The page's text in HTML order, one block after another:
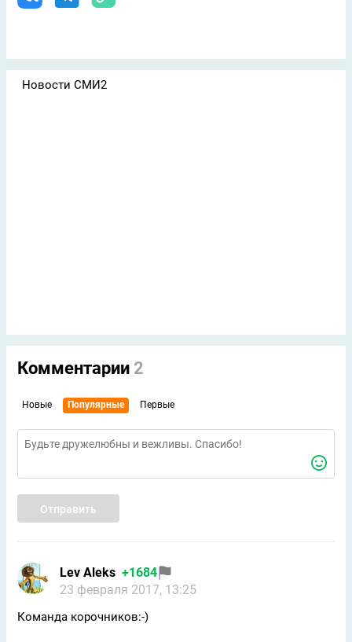
Новости СМИ2
Комментарии 2
Новые Популярные Первые
Отправить
Lev Aleks +1684
23 февраля 2017, 13:25
Команда корочников:-)